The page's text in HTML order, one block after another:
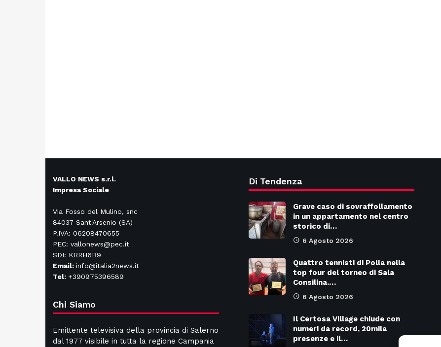
VALLO NEWS s.r.l.
Impresa Sociale
Via Fosso del Mulino, snc
84037 Sant'Arsenio (SA)
P.IVA: 06208470655
PEC: vallonews@pec.it
SDI: KRRH6B9
Email: info@italia2news.it
Tel: +390975396589
Chi Siamo
Emittente televisiva della provincia di Salerno
dal 1977 visibile in tutta la regione Campania
Di Tendenza
Grave caso di sovraffollamento
in un appartamento nel centro
storico di…
6 Agosto 2026
Quattro tennisti di Polla nella
top four del torneo di Sala
Consilina.…
6 Agosto 2026
Il Certosa Village chiude con
numeri da record, 20mila
presenze e il…